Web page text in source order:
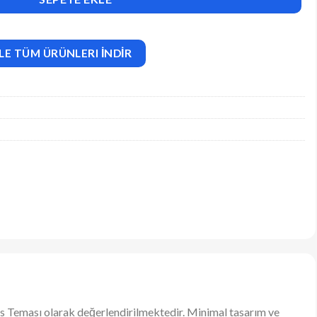
TÜM ÜRÜNLERI İNDİR
Teması olarak değerlendirilmektedir. Minimal tasarım ve